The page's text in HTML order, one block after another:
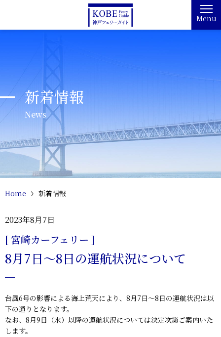
Menu
新着情報
News
Home 新着情報
2023年8月7日
[ 宮崎カーフェリー ]
8月7日～8日の運航状況について
台風6号の影響による海上荒天により、8月7日～8日の運航状況は以
下の通りとなります。
なお、8月9日（水）以降の運航状況については決定次第ご案内いた
します。